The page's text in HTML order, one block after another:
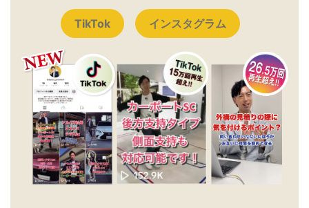
TikTok インスタグラム